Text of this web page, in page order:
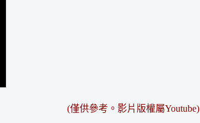
(僅供參考。影片版權屬Youtube)